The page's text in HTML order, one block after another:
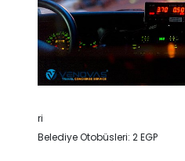
ri
Belediye Otobüsleri: 2 EGP